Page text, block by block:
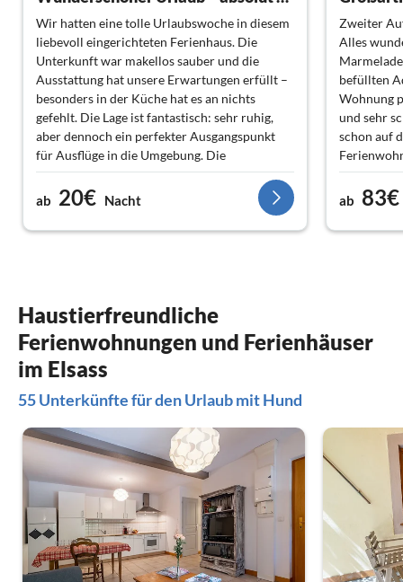
Wir hatten eine tolle Urlaubswoche in diesem
liebevoll eingerichteten Ferienhaus. Die
Unterkunft war makellos sauber und die
Ausstattung hat unsere Erwartungen erfüllt –
besonders in der Küche hat es an nichts
gefehlt. Die Lage ist fantastisch: sehr ruhig,
aber dennoch ein perfekter Ausgangspunkt
für Ausflüge in die Umgebung. Die
Vermieterin Clarisse war unglaublich herzlich
und jederzeit erreichbar. Wir haben uns von
der ersten Minute an wie zu Hause gefühlt
und kommen sehr gerne wieder. Vielen Dank
ab 20€ Nacht
Zweiter
Alles
befüllten
Wohnung
und sehr
schon auf
ab 83€
Haustierfreundliche
Ferienwohnungen und Ferienhäuser
im Elsass
55 Unterkünfte für den Urlaub mit Hund